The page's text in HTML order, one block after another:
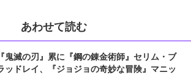
あわせて読む
『鬼滅の刃』累に『鋼の錬金術師』セリム・ブ
ッドレイ、『ジョジョの奇妙な冒険』マニッ